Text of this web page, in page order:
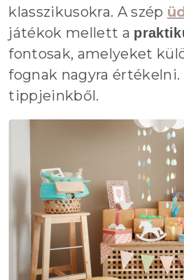
klasszikusokra. A szép
játékok mellett a
fontosak, amelyeket
fognak nagyra
tippjeinkből.